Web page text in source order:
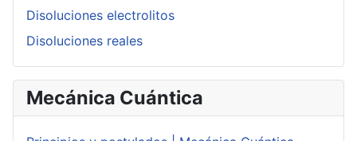
Disoluciones electrolitos
Disoluciones reales
Mecánica Cuántica